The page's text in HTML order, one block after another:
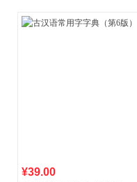
¥39.00